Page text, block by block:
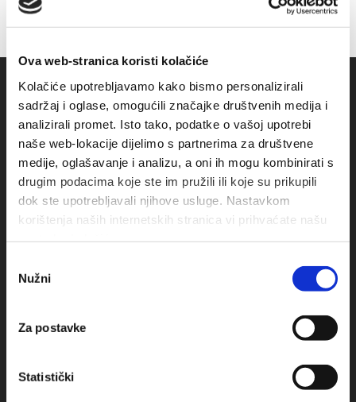
Ova web-stranica koristi kolačiće
Kolačiće upotrebljavamo kako bismo personalizirali
sadržaj i oglase, omogućili značajke društvenih medija i
analizirali promet. Isto tako, podatke o vašoj upotrebi
naše web-lokacije dijelimo s partnerima za društvene
medije, oglašavanje i analizu, a oni ih mogu kombinirati s
drugim podacima koje ste im pružili ili koje su prikupili
dok ste upotrebljavali njihove usluge. Nastavkom
korištenja naših internetskih stranica vi prihvaćate našu
pristanka
Nužni
Za postavke
Statistički
Obala sv. Nikole 31, Baška Voda
info@baskavoda.hr